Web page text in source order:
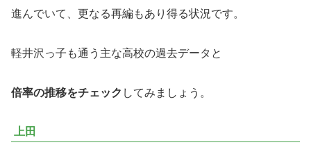
進んでいて、更なる再編もあり得る状況です。
軽井沢っ子も通う主な高校の過去データと
倍率の推移をチェック してみましょう。
上田